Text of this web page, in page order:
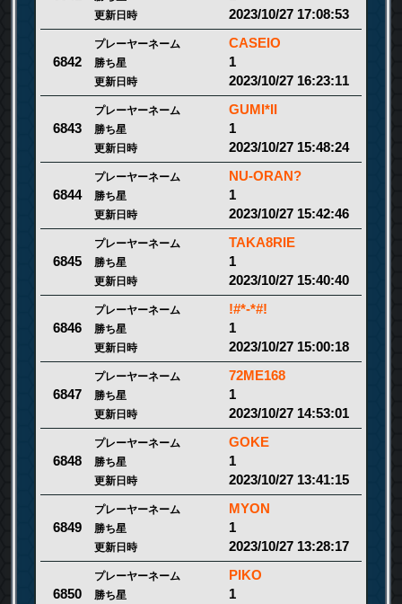
更新日時 2023/10/27 17:08:53
6842
プレーヤーネーム CASEIO
勝ち星 1
更新日時 2023/10/27 16:23:11
6843
プレーヤーネーム GUMI*II
勝ち星 1
更新日時 2023/10/27 15:48:24
6844
プレーヤーネーム NU-ORAN?
勝ち星 1
更新日時 2023/10/27 15:42:46
6845
プレーヤーネーム TAKA8RIE
勝ち星 1
更新日時 2023/10/27 15:40:40
6846
プレーヤーネーム !#*-*#!
勝ち星 1
更新日時 2023/10/27 15:00:18
6847
プレーヤーネーム 72ME168
勝ち星 1
更新日時 2023/10/27 14:53:01
6848
プレーヤーネーム GOKE
勝ち星 1
更新日時 2023/10/27 13:41:15
6849
プレーヤーネーム MYON
勝ち星 1
更新日時 2023/10/27 13:28:17
6850
プレーヤーネーム PIKO
勝ち星 1